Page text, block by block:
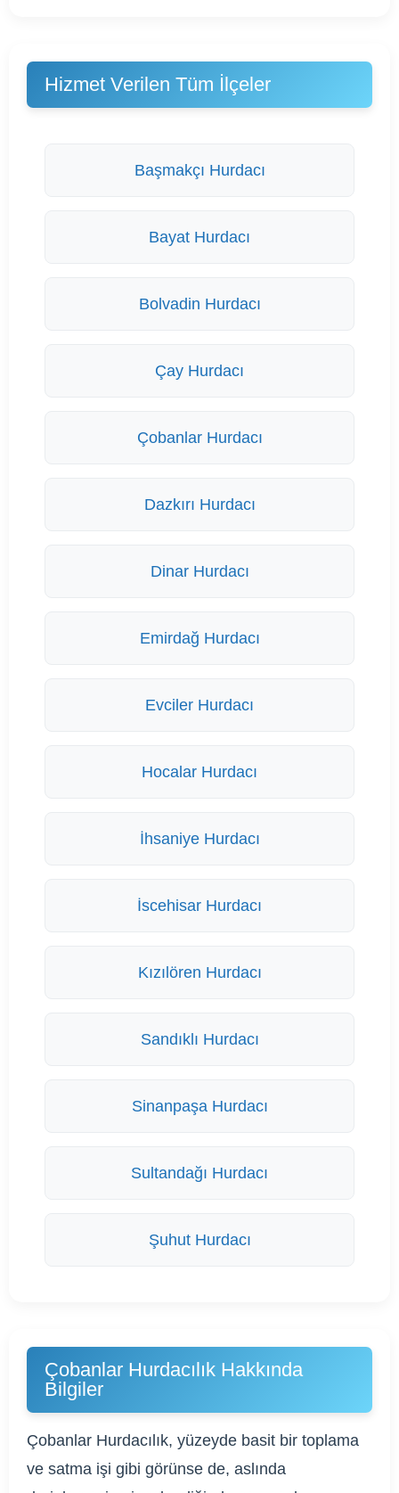
Hizmet Verilen Tüm İlçeler
Başmakçı Hurdacı
Bayat Hurdacı
Bolvadin Hurdacı
Çay Hurdacı
Çobanlar Hurdacı
Dazkırı Hurdacı
Dinar Hurdacı
Emirdağ Hurdacı
Evciler Hurdacı
Hocalar Hurdacı
İhsaniye Hurdacı
İscehisar Hurdacı
Kızılören Hurdacı
Sandıklı Hurdacı
Sinanpaşa Hurdacı
Sultandağı Hurdacı
Şuhut Hurdacı
Çobanlar Hurdacılık Hakkında
Bilgiler
Çobanlar Hurdacılık, yüzeyde basit bir toplama
ve satma işi gibi görünse de, aslında